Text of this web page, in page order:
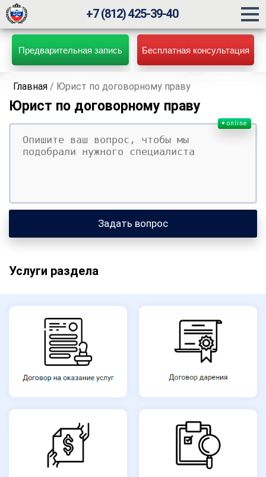
Предварительная запись Бесплатная консультация
+7 (812) 425-39-40
Главная / Юрист по договорному праву
Юрист по договорному праву
Ваш вопрос
Ваше имя
Ваши контакты
online
Задать вопрос
Услуги раздела